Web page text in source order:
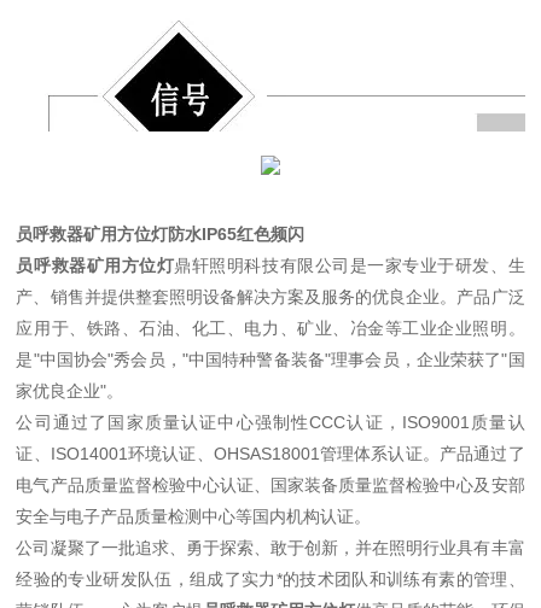
员呼救器矿用方位灯防水IP65红色频闪
员呼救器矿用方位灯鼎轩照明科技有限公司是一家专业于研发、生
产、销售并提供整套照明设备解决方案及服务的优良企业。产品广泛
应用于、铁路、石油、化工、电力、矿业、冶金等工业企业照明。
是"中国协会"秀会员，"中国特种警备装备"理事会员，企业荣获了"国
家优良企业"。
公司通过了国家质量认证中心强制性CCC认证，ISO9001质量认
证、ISO14001环境认证、OHSAS18001管理体系认证。产品通过了
电气产品质量监督检验中心认证、国家装备质量监督检验中心及安部
安全与电子产品质量检测中心等国内机构认证。
公司凝聚了一批追求、勇于探索、敢于创新，并在照明行业具有丰富
经验的专业研发队伍，组成了实力*的技术团队和训练有素的管理、